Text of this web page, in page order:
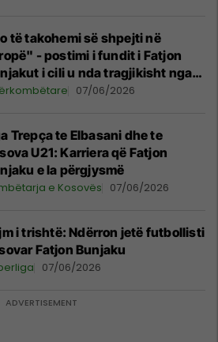
të takohemi së shpejti në
- postimi i fundit i Fatjon
i cili u nda tragjikisht nga
07/06/2026
Trepça te Elbasani dhe te
U21: Karriera që Fatjon
e la përgjysmë
e Kosovës 07/06/2026
i trishtë: Ndërron jetë futbollisti
Fatjon Bunjaku
07/06/2026